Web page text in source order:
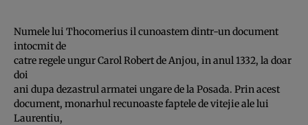
Numele lui Thocomerius il cunoastem dintr-un document
intocmit de
catre regele ungur Carol Robert de Anjou, in anul 1332, la doar
doi
ani dupa dezastrul armatei ungare de la Posada. Prin acest
document, monarhul recunoaste faptele de vitejie ale lui
Laurentiu,